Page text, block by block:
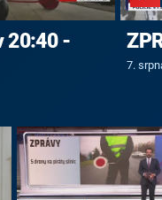
20:40 -
7.